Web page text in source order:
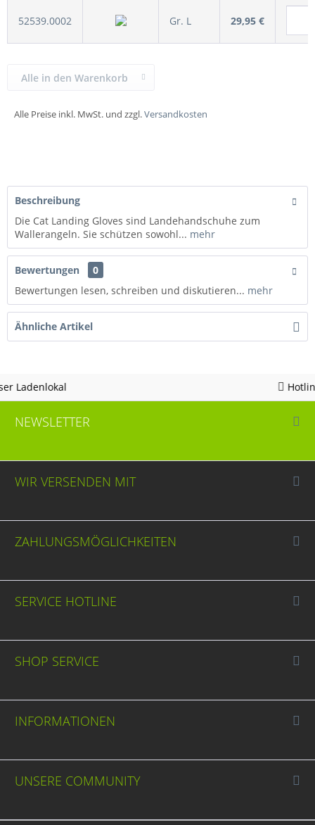
52539.0002 Gr. L 29,95 €
Alle Preise inkl. MwSt. und zzgl.Versandkosten
Alle in den Warenkorb
Beschreibung
Die Cat Landing Gloves sind Landehandschuhe zum
Wallerangeln. Sie schützen sowohl... mehr
Bewertungen
0
Bewertungen lesen, schreiben und diskutieren... mehr
Ähnliche Artikel
Hotline 05963 - 982823
NEWSLETTER
WIR VERSENDEN MIT
ZAHLUNGSMÖGLICHKEITEN
SERVICE HOTLINE
SHOP SERVICE
INFORMATIONEN
UNSERE COMMUNITY